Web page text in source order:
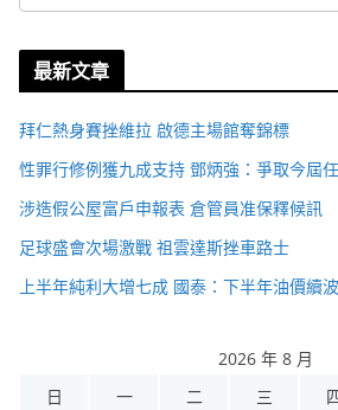
最新文章
拜仁熱身賽挫維拉 啟德主場館奪錦標
性罪行修例獲九成支持 鄧炳強：爭取今屆
涉造假公屋富戶申報表 倉管員准保釋候訊
足球盛會次場激戰 祖雲達斯挫車路士
上半年純利大增七成 國泰：下半年油價續
2026 年 8 月
日
一 二 三